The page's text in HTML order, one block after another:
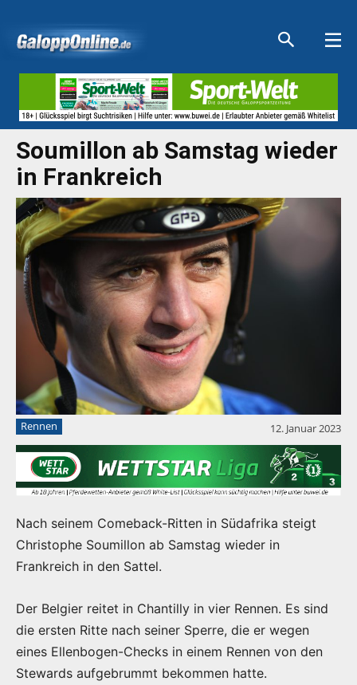
Soumillon ab Samstag wieder
in Frankreich
Rennen 12. Januar 2023
Nach seinem Comeback-Ritten in Südafrika steigt
Christophe Soumillon ab Samstag wieder in
Frankreich in den Sattel.
Der Belgier reitet in Chantilly in vier Rennen. Es sind
die ersten Ritte nach seiner Sperre, die er wegen
eines Ellenbogen-Checks in einem Rennen von den
Stewards aufgebrummt bekommen hatte.